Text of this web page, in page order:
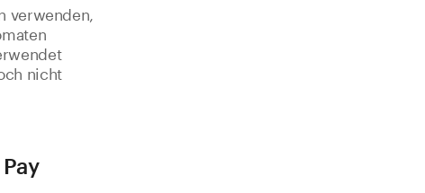
verwenden,
nicht